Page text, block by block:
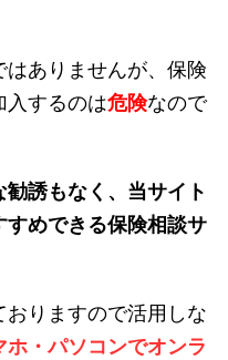
ありませんが、保険
入するのは危険なので
勧誘もなく、当サイト
めできる保険相談サ
おりますので活用しな
ホ・パソコンでオンラ